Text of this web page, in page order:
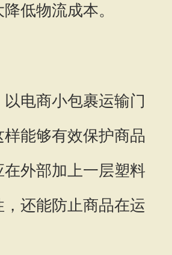
低物流成本。
电商小包裹运输门
能够有效保护商品
外部加上一层塑料
还能防止商品在运